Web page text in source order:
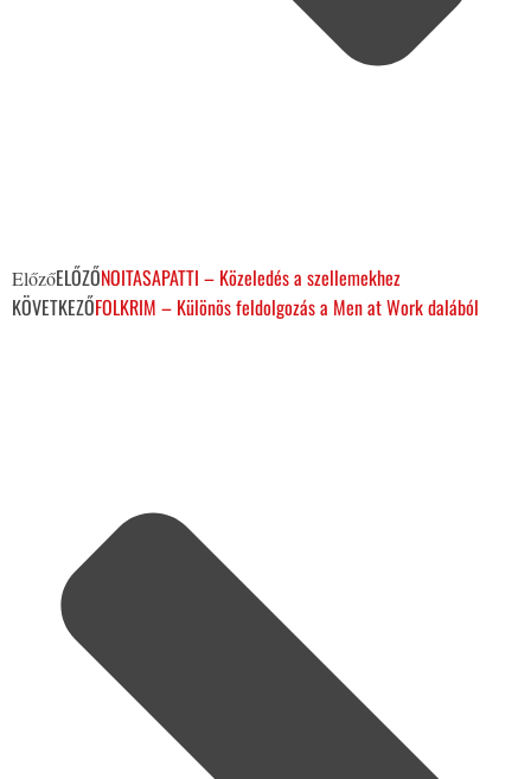
ElőzőELŐZŐNOITASAPATTI – Közeledés a szellemekhez
KÖVETKEZŐFOLKRIM – Különös feldolgozás a Men at Work dalából